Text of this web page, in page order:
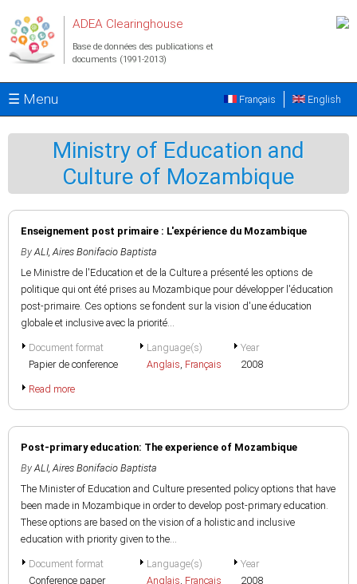
ADEA Clearinghouse
Base de données des publications et
documents (1991-2013)
☰ Menu English
Français
Ministry of Education and
Culture of Mozambique
Enseignement post primaire : L'expérience du Mozambique
By ALI, Aires Bonifacio Baptista
Le Ministre de l'Education et de la Culture a présenté les options de
politique qui ont été prises au Mozambique pour développer l'éducation
post-primaire. Ces options se fondent sur la vision d'une éducation
globale et inclusive avec la priorité...
Document format
Papier de conference
Language(s)
Anglais, Français
Year
2008
Read more
Post-primary education: The experience of Mozambique
By ALI, Aires Bonifacio Baptista
The Minister of Education and Culture presented policy options that have
been made in Mozambique in order to develop post-primary education.
These options are based on the vision of a holistic and inclusive
education with priority given to the...
Document format
Conference paper
Language(s)
Anglais, Français
Year
2008